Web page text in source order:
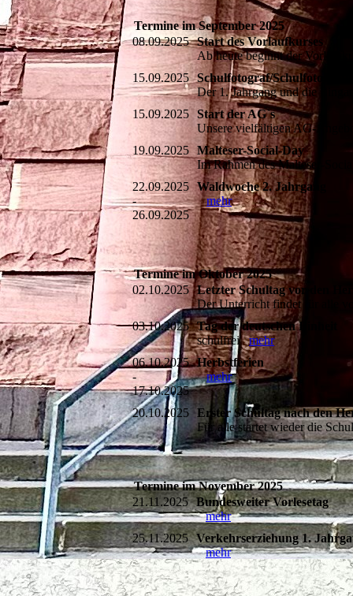
Termine im September 2025
08.09.2025 Start des Vorlaufkurses
Ab heute beginnt der
15.09.2025 Schulfotograf/
Der 1. Jahrgang und die
15.09.2025 Start der AG`s
Unsere vielfältigen AG-
19.09.2025 Malteser-Social-Day
Im Rahmen des Malteser-
22.09.2025
-
26.09.2025
Waldwoche 2. Jahrgang
mehr
Termine im Oktober 2025
02.10.2025 Letzter Schultag vor den
Der Unterricht findet für alle
03.10.2025 Tag der deutschen Einheit
schulfreimehr
06.10.2025
-
17.10.2025
Herbstferien
mehr
20.10.2025 Erster Schultag nach den
Für alle startet wieder die
Termine im November 2025
21.11.2025 Bundesweiter Vorlesetag
mehr
25.11.2025 Verkehrserziehung 1.
mehr